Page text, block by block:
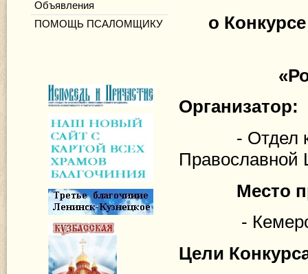
Объявления
ПОМОЩЬ ПСАЛОМЩИКУ
о
Организатор:
- Отдел
Православной
Место
-
Цели